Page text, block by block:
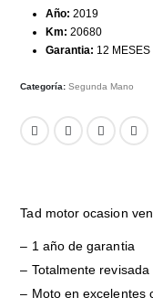
Año: 2019
Km: 20680
Garantia: 12 MESES
Categoría:Segunda Mano
Tad motor ocasion
– 1 año de garantia
– Totalmente revisada
– Moto en excelentes